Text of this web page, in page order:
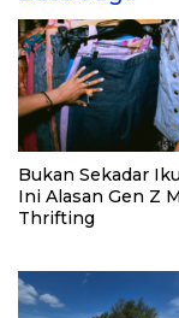
Bukan Sekadar
Ini Alasan Gen Z
Thrifting